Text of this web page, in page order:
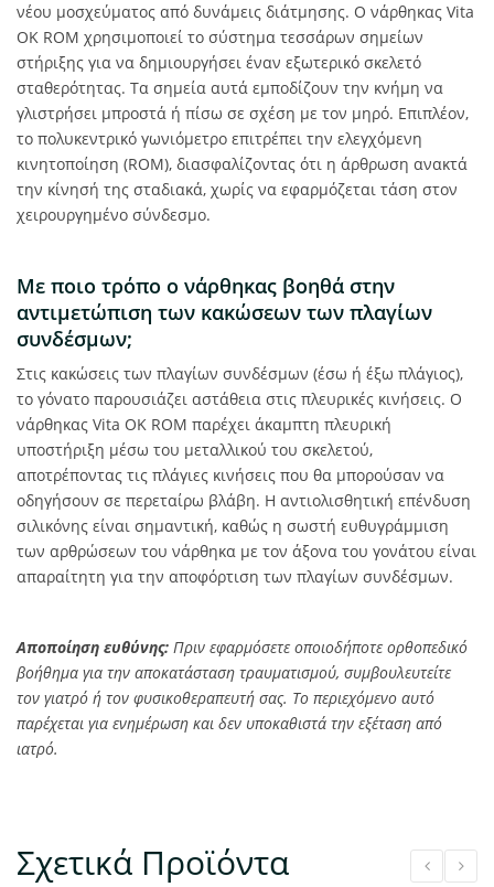
νέου μοσχεύματος από δυνάμεις διάτμησης. Ο νάρθηκας Vita
OK ROM χρησιμοποιεί το σύστημα τεσσάρων σημείων
στήριξης για να δημιουργήσει έναν εξωτερικό σκελετό
σταθερότητας. Τα σημεία αυτά εμποδίζουν την κνήμη να
γλιστρήσει μπροστά ή πίσω σε σχέση με τον μηρό. Επιπλέον,
το πολυκεντρικό γωνιόμετρο επιτρέπει την ελεγχόμενη
κινητοποίηση (ROM), διασφαλίζοντας ότι η άρθρωση ανακτά
την κίνησή της σταδιακά, χωρίς να εφαρμόζεται τάση στον
χειρουργημένο σύνδεσμο.
Με ποιο τρόπο ο νάρθηκας βοηθά στην
αντιμετώπιση των κακώσεων των πλαγίων
συνδέσμων;
Στις κακώσεις των πλαγίων συνδέσμων (έσω ή έξω πλάγιος),
το γόνατο παρουσιάζει αστάθεια στις πλευρικές κινήσεις. Ο
νάρθηκας Vita OK ROM παρέχει άκαμπτη πλευρική
υποστήριξη μέσω του μεταλλικού του σκελετού,
αποτρέποντας τις πλάγιες κινήσεις που θα μπορούσαν να
οδηγήσουν σε περεταίρω βλάβη. Η αντιολισθητική επένδυση
σιλικόνης είναι σημαντική, καθώς η σωστή ευθυγράμμιση
των αρθρώσεων του νάρθηκα με τον άξονα του γονάτου είναι
απαραίτητη για την αποφόρτιση των πλαγίων συνδέσμων.
Αποποίηση ευθύνης: Πριν εφαρμόσετε οποιοδήποτε ορθοπεδικό
βοήθημα για την αποκατάσταση τραυματισμού, συμβουλευτείτε
τον γιατρό ή τον φυσικοθεραπευτή σας. Το περιεχόμενο αυτό
παρέχεται για ενημέρωση και δεν υποκαθιστά την εξέταση από
ιατρό.
Σχετικά Προϊόντα